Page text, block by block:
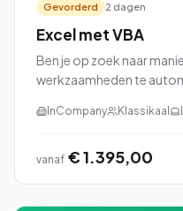
Gevorderd 2 dagen
Excel met VBA
Ben je op zoek naar
werkzaamheden te
met VBA (Visual Basic
InCompany Klassikaal
vanaf € 1.395,00